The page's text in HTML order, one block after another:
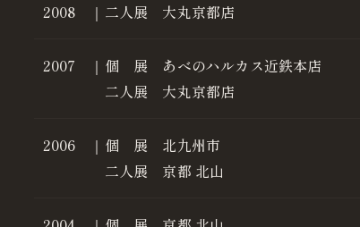
2008 ｜ 二人展 大丸京都店
2007 ｜ 個 展 あべのハルカス近鉄本店
二人展 大丸京都店
2006 ｜ 個 展 北九州市
二人展 京都 北山